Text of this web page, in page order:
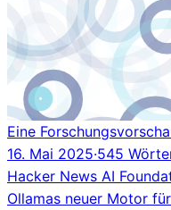
Eine
16. Mai 2025·545
Hacker News AI
Ollamas neuer Motor